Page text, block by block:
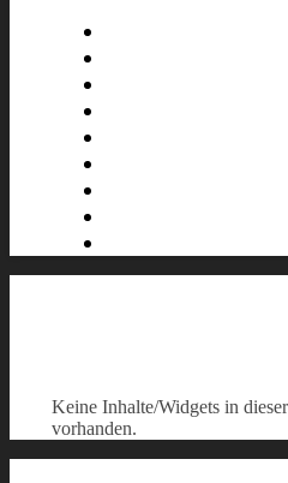
Keine Inhalte/Widgets in
vorhanden.